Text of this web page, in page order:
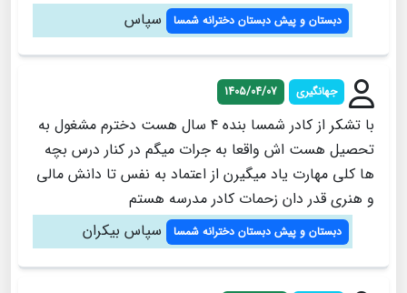
دبستان و پیش دبستان دخترانه شمسا سپاس
جهانگیری 1405/04/07
با تشکر از کادر شمسا بنده ۴ سال هست دخترم مشغول به
تحصیل هست اش واقعا به جرات میگم در کنار درس بچه
ها کلی مهارت یاد میگیرن از اعتماد به نفس تا دانش مالی
و هنری قدر دان زحمات کادر مدرسه هستم
دبستان و پیش دبستان دخترانه شمسا سپاس بیکران